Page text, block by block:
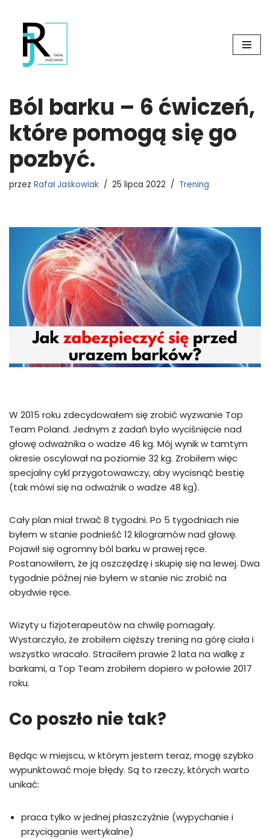
Przejdź
treści
Ból barku – 6 ćwiczeń,
które pomogą się go
pozbyć.
przez Rafał Jaśkowiak 25 lipca 2022 Trening
W 2015 roku zdecydowałem się zrobić wyzwanie Top
Team Poland. Jednym z zadań było wyciśnięcie nad
głowę odważnika o wadze 46 kg. Mój wynik w tamtym
okresie oscylował na poziomie 32 kg. Zrobiłem więc
specjalny cykl przygotowawczy, aby wycisnąć bestię
(tak mówi się na odważnik o wadze 48 kg).
Cały plan miał trwać 8 tygodni. Po 5 tygodniach nie
byłem w stanie podnieść 12 kilogramów nad głowę.
Pojawił się ogromny ból barku w prawej ręce.
Postanowiłem, że ją oszczędzę i skupię się na lewej. Dwa
tygodnie późnej nie byłem w stanie nic zrobić na
obydwie ręce.
Wizyty u fizjoterapeutów na chwilę pomagały.
Wystarczyło, że zrobiłem cięższy trening na górę ciała i
wszystko wracało. Straciłem prawie 2 lata na walkę z
barkami, a Top Team zrobiłem dopiero w połowie 2017
roku.
Co poszło nie tak?
Będąc w miejscu, w którym jestem teraz, mogę szybko
wypunktować moje błędy. Są to rzeczy, których warto
unikać:
praca tylko w jednej płaszczyźnie (wypychanie i
przyciąganie wertykalne)